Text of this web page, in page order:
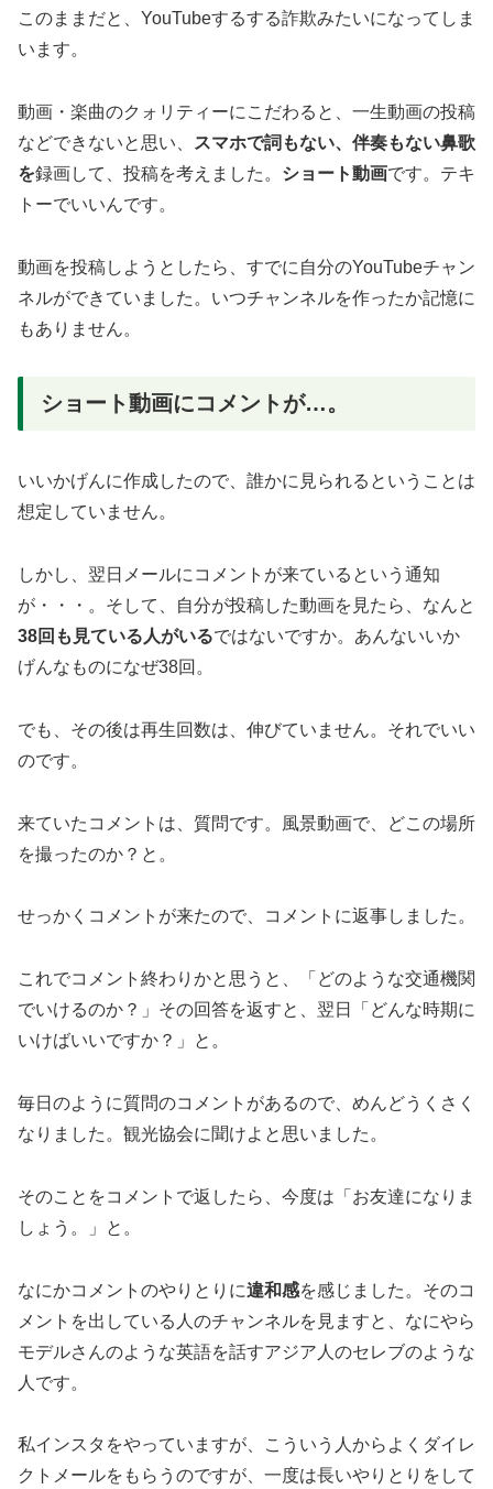
このままだと、YouTubeするする詐欺みたいになってしま
います。
動画・楽曲のクォリティーにこだわると、一生動画の投稿
などできないと思い、
スマホで詞もない、伴奏もない鼻歌
を録画して、投稿を考えました。 ショート動画です。テキ
トーでいいんです。
動画を投稿しようとしたら、すでに自分のYouTubeチャン
ネルができていました。いつチャンネルを作ったか記憶に
もありません。
ショート動画にコメントが…。
いいかげんに作成したので、誰かに見られるということは
想定していません。
しかし、翌日メールにコメントが来ているという通知
が・・・。そして、自分が投稿した動画を見たら、なんと
38回も見ている人がいるではないですか。あんないいか
げんなものになぜ38回。
でも、その後は再生回数は、伸びていません。それでいい
のです。
来ていたコメントは、質問です。風景動画で、どこの場所
を撮ったのか？と。
せっかくコメントが来たので、コメントに返事しました。
これでコメント終わりかと思うと、「どのような交通機関
でいけるのか？」その回答を返すと、翌日「どんな時期に
いけばいいですか？」と。
毎日のように質問のコメントがあるので、めんどうくさく
なりました。観光協会に聞けよと思いました。
そのことをコメントで返したら、今度は「お友達になりま
しょう。」と。
なにかコメントのやりとりに違和感を感じました。そのコ
メントを出している人のチャンネルを見ますと、なにやら
モデルさんのような英語を話すアジア人のセレブのような
人です。
私インスタをやっていますが、こういう人からよくダイレ
クトメールをもらうのですが、一度は長いやりとりをして